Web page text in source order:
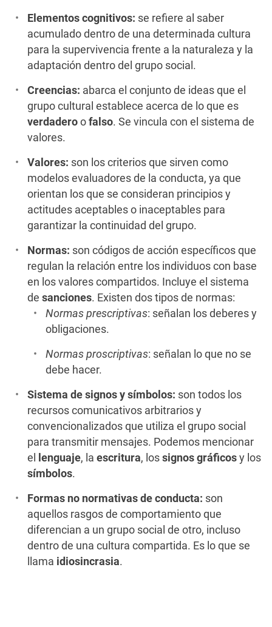
Elementos cognitivos: se refiere al saber
acumulado dentro de una determinada cultura
para la supervivencia frente a la naturaleza y la
adaptación dentro del grupo social.
Creencias: abarca el conjunto de ideas que el
grupo cultural establece acerca de lo que es
verdadero o falso. Se vincula con el sistema de
valores.
Valores: son los criterios que sirven como
modelos evaluadores de la conducta, ya que
orientan los que se consideran principios y
actitudes aceptables o inaceptables para
garantizar la continuidad del grupo.
Normas: son códigos de acción específicos que
regulan la relación entre los individuos con base
en los valores compartidos. Incluye el sistema
de sanciones. Existen dos tipos de normas:
Normas prescriptivas: señalan los deberes y
obligaciones.
Normas proscriptivas: señalan lo que no se
debe hacer.
Sistema de signos y símbolos: son todos los
recursos comunicativos arbitrarios y
convencionalizados que utiliza el grupo social
para transmitir mensajes. Podemos mencionar
el
lenguaje, la escritura, los signos gráficos y los
símbolos.
Formas no normativas de conducta: son
aquellos rasgos de comportamiento que
diferencian a un grupo social de otro, incluso
dentro de una cultura compartida. Es lo que se
llama idiosincrasia.